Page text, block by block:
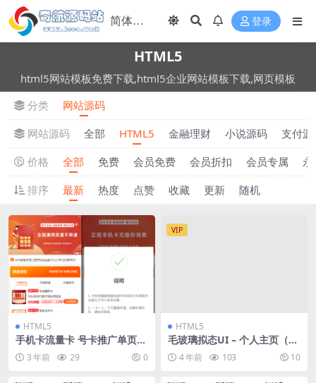
登录
HTML5
html5网站模板免费下载,html5企业网站模板下载,网页模板
分类
网站源码
网站源码
全部 HTML5 金融理财 小说源码
支付源
价格
全部 免费 会员免费 会员折扣 会员专属
排序
最新 热度 点赞 收藏 更新 随机
HTML5
手机卡流量卡 号卡推广单页源
码 3 年前 29 0
VIP
HTML5
毛玻璃拟态UI – 个人主页（开
源版）
4 年前 103 10